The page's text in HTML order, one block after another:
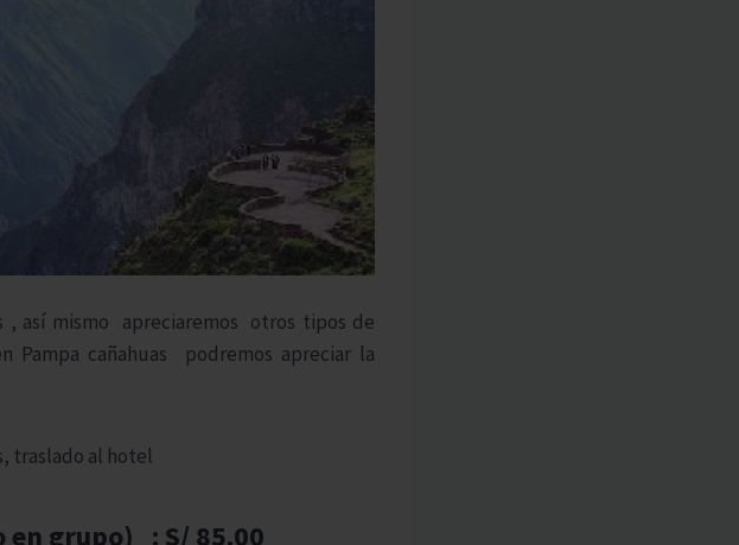
, así mismo apreciaremos otros tipos de
Pampa cañahuas podremos apreciar la
traslado al hotel
en grupo) : S/ 85.00